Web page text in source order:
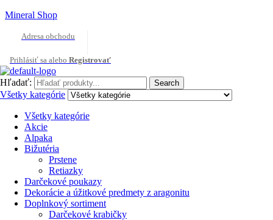
Mineral Shop
Adresa obchodu
Prihlásiť sa alebo Registrovať
Hľadať: Search
Všetky kategórie
Všetky kategórie
Akcie
Alpaka
Bižutéria
Prstene
Retiazky
Darčekové poukazy
Dekorácie a úžitkové predmety z aragonitu
Doplnkový sortiment
Darčekové krabičky